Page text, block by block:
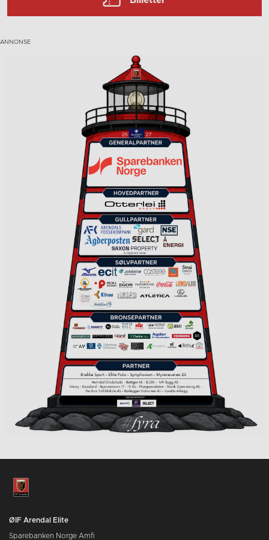
ØIF Arendal Elite
Sparebanken Norge Amfi